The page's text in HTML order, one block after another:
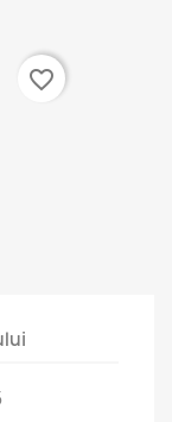
favorite_border